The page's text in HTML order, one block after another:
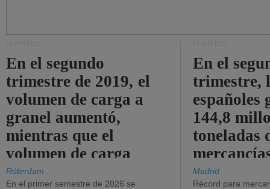
En el segundo
trimestre de 2019, el
volumen de carga a
granel aumentó,
mientras que el
volumen de carga
general disminuyó.
Róterdam
En el primer semestre de 2026 se
En el
trimestre,
españoles
144,8
toneladas
Madrid
Récord para